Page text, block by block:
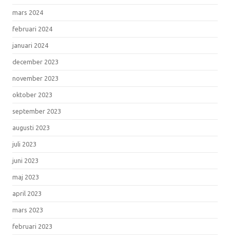
mars 2024
februari 2024
januari 2024
december 2023
november 2023
oktober 2023
september 2023
augusti 2023
juli 2023
juni 2023
maj 2023
april 2023
mars 2023
februari 2023